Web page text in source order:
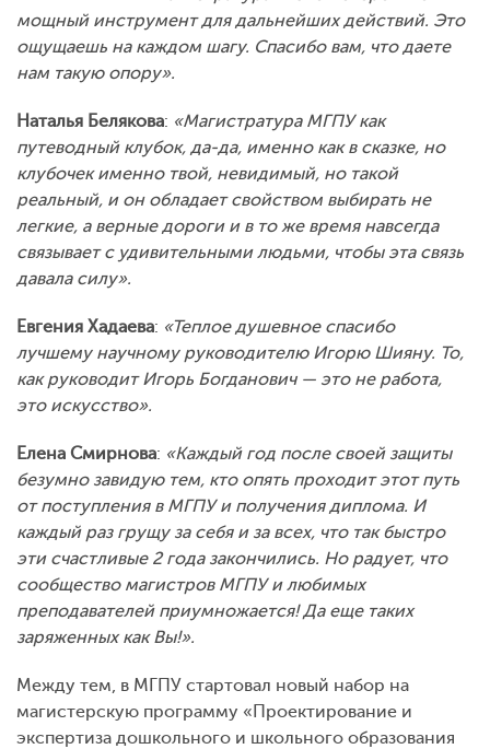
мощный инструмент для дальнейших действий. Это
ощущаешь на каждом шагу. Спасибо вам, что даете
нам такую опору».
Наталья Белякова: «Магистратура МГПУ как
путеводный клубок, да-да, именно как в сказке, но
клубочек именно твой, невидимый, но такой
реальный, и он обладает свойством выбирать не
легкие, а верные дороги и в то же время навсегда
связывает с удивительными людьми, чтобы эта связь
давала силу».
Евгения Хадаева: «Теплое душевное спасибо
лучшему научному руководителю Игорю Шияну. То,
как руководит Игорь Богданович — это не работа,
это искусство».
Елена Смирнова: «Каждый год после своей защиты
безумно завидую тем, кто опять проходит этот путь
от поступления в МГПУ и получения диплома. И
каждый раз грущу за себя и за всех, что так быстро
эти счастливые 2 года закончились. Но радует, что
сообщество магистров МГПУ и любимых
преподавателей приумножается! Да еще таких
заряженных как Вы!».
Между тем, в МГПУ стартовал новый набор на
магистерскую программу «Проектирование и
экспертиза дошкольного и школьного образования